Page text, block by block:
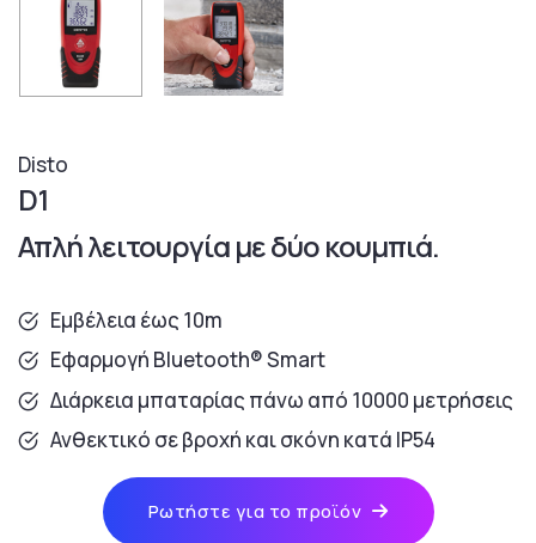
Disto
D1
Απλή λειτουργία με δύο κουμπιά.
Εμβέλεια έως 10m
Εφαρμογή Bluetooth® Smart
Διάρκεια μπαταρίας πάνω από 10000 μετρήσεις
Ανθεκτικό σε βροχή και σκόνη κατά IP54
Ρωτήστε για το προϊόν